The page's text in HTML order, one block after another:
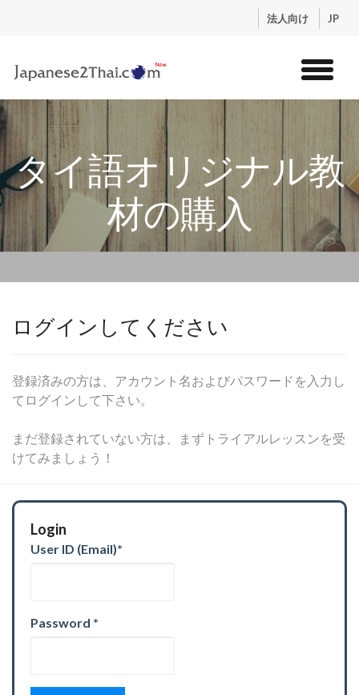
法人向け JP
トップ
サービス
コンテンツ
講師紹介
料金
お申込流れ
タイ語オリジナル教
材の購入
ログインしてください
登録済みの方は、アカウント名およびパスワードを入力し
てログインして下さい。
まだ登録されていない方は、まずトライアルレッスンを受
けてみましょう！
Login
User ID (Email)*
Password *